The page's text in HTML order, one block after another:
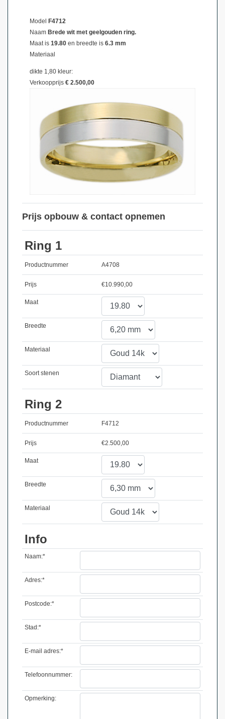
Model
F4712
Naam Brede wit met geelgouden ring.
Maat is 19.80 en breedte is 6.3 mm
Materiaal
dikte 1,80 kleur:
Verkoopprijs € 2.500,00
Prijs opbouw & contact opnemen
Ring 1
Productnummer A4708
Prijs €10.990,00
Maat
Breedte
Materiaal
Soort stenen
Ring 2
Productnummer F4712
Prijs €2.500,00
Maat
Breedte
Materiaal
Info
Naam:*
Adres:*
Postcode:*
Stad:*
E-mail adres:*
Telefoonnummer:
Opmerking: